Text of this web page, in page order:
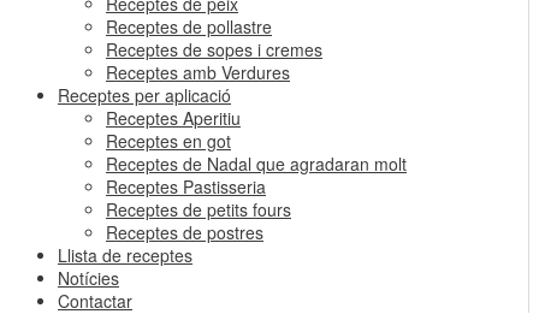
Receptes de pollastre
Receptes de sopes i cremes
Receptes amb Verdures
Receptes per aplicació
Receptes Aperitiu
Receptes en got
Receptes de Nadal que agradaran molt
Receptes Pastisseria
Receptes de petits fours
Receptes de postres
Llista de receptes
Notícies
Contactar